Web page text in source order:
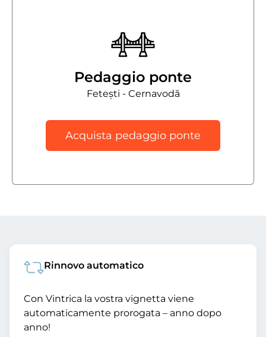
Pedaggio ponte
Fetești - Cernavodă
Acquista pedaggio ponte
Rinnovo automatico
Con Vintrica la vostra vignetta viene
automaticamente prorogata – anno dopo
anno!